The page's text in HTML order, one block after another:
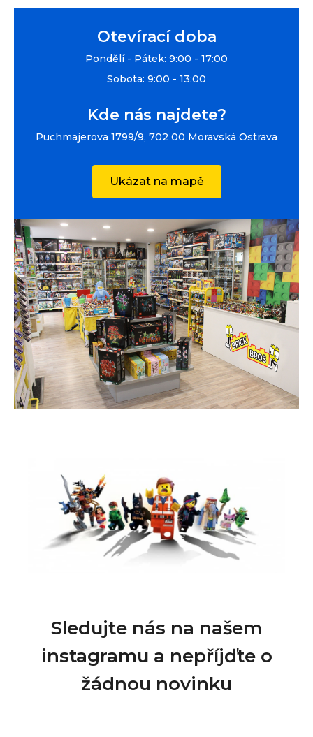
Otevírací doba
Pondělí - Pátek: 9:00 - 17:00
Sobota: 9:00 - 13:00
Kde nás najdete?
Puchmajerova 1799/9, 702 00 Moravská Ostrava
Ukázat na mapě
Sledujte nás na našem
instagramu a nepříjďte o
žádnou novinku